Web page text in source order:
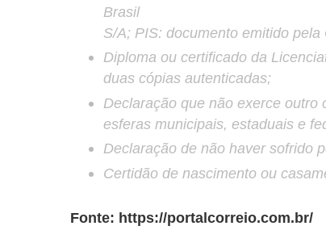
Brasil
S/A; PIS: documento emitido
Diploma ou certificado da
duas cópias autenticadas;
Declaração que não exerce
esferas municipais, estaduais e
Declaração de não haver sofrido
Certidão de nascimento ou
Fonte: https://portalcorreio.com.br/